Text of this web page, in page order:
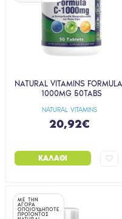
NATURAL VITAMINS
NATURAL VITAMINS
1000MG 50TABS
20,92€
ΚΑΛΆΘΙ
ΜΕ ΤΗΝ
ΑΓΟΡΑ
ΟΠΟΙΟΥΔΗΠΟΤΕ
ΠΡΟΪΟΝΤΟΣ